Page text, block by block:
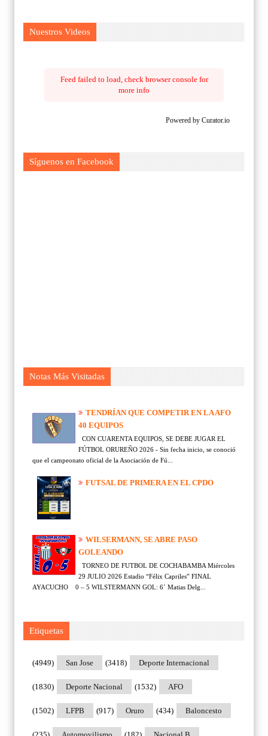
Nuestros Videos
Feed failed to load, check browser console for
more info
Powered by Curator.io
Síguenos en Facebook
Notas Más Visitadas
TENDRÍAN QUE COMPETIR EN LA AFO
40 EQUIPOS
CON CUARENTA EQUIPOS, SE DEBE JUGAR EL
FÚTBOL ORUREÑO 2026 - Sin fecha inicio, se conoció
que el campeonato oficial de la Asociación de Fú...
FUTSAL DE PRIMERA EN EL CPDO
WILSERMANN, SE ABRE PASO
GOLEANDO
TORNEO DE FUTBOL DE COCHABAMBA Miércoles
29 JULIO 2026 Estadio “Félix Capriles” FINAL
AYACUCHO 0 – 5 WILSTERMANN GOL: 6´ Matias Delg...
Etiquetas
San Jose
(4949) Deporte Internacional
(3418)
Deporte Nacional
(1830) AFO
(1532)
LFPB
(1502) Oruro
(917) Baloncesto
(434)